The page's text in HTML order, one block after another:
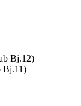
Bj.12)
Bj.11)